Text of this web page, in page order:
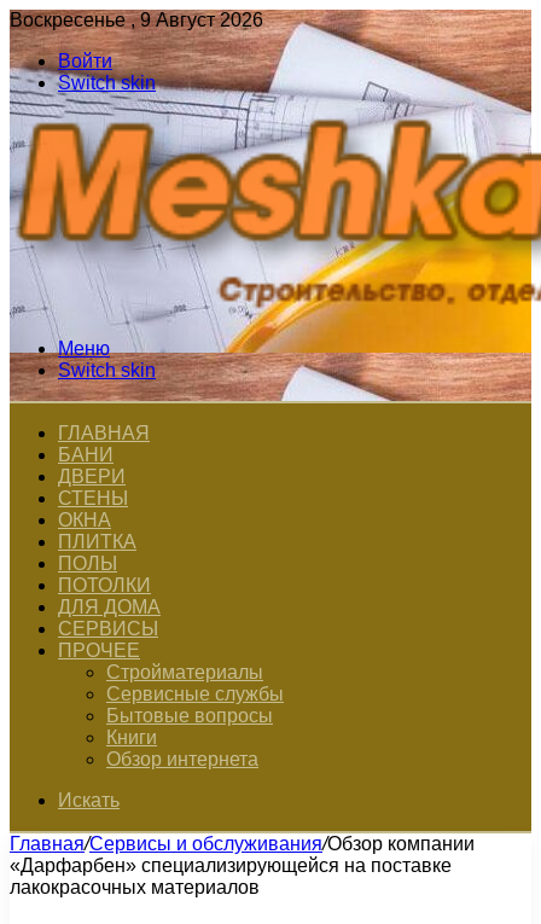
Воскресенье , 9 Август 2026
Войти
Switch skin
Меню
Switch skin
ГЛАВНАЯ
БАНИ
ДВЕРИ
СТЕНЫ
ОКНА
ПЛИТКА
ПОЛЫ
ПОТОЛКИ
ДЛЯ ДОМА
СЕРВИСЫ
ПРОЧЕЕ
Стройматериалы
Сервисные службы
Бытовые вопросы
Книги
Обзор интернета
Искать
Главная/Сервисы и обслуживания/Обзор компании
«Дарфарбен» специализирующейся на поставке
лакокрасочных материалов